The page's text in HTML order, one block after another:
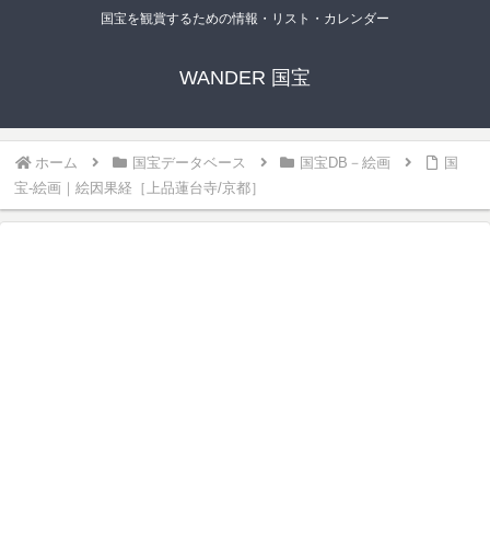
国宝を観賞するための情報・リスト・カレンダー
WANDER 国宝
ホーム 国宝データベース 国宝DB－絵画
国
宝-絵画｜絵因果経［上品蓮台寺/京都］